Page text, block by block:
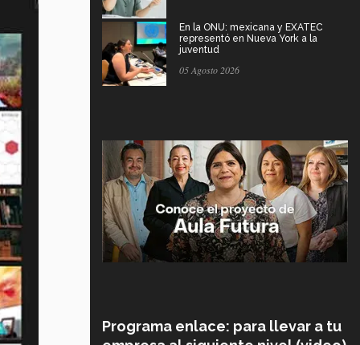
En la ONU: mexicana y EXATEC
representó en Nueva York a la
juventud
05 Agosto 2026
Programa enlace: para llevar a tu